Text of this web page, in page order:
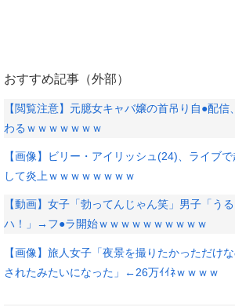
おすすめ記事（外部）
【閲覧注意】元臆女キャバ嬢の首吊り自●配
わるｗｗｗｗｗｗｗ
【画像】ビリー・アイリッシュ(24)、ライブ
して炎上ｗｗｗｗｗｗｗｗ
【動画】女子「勃ってんじゃん笑」男子「う
ハ！」→フ●ラ開始ｗｗｗｗｗｗｗｗｗｗ
【画像】旅人女子「夜景を撮りたかっただけ
されたみたいになった」←26万ｲｲﾈｗｗｗｗ